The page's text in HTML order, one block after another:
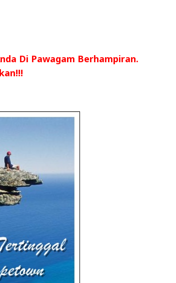
Di Pawagam Berhampiran.